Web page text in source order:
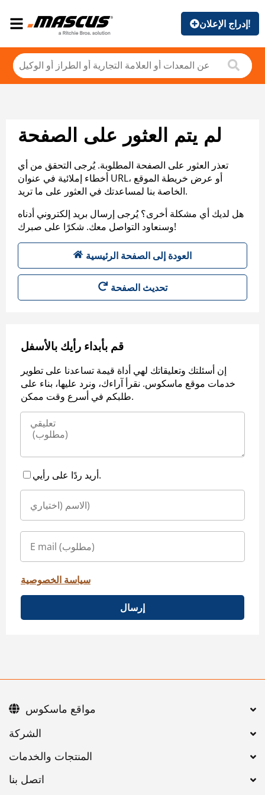
إدراج الإعلان!
لم يتم العثور على الصفحة
تعذر العثور على الصفحة المطلوبة. يُرجى التحقق من أي
أخطاء إملائية في عنوان URL، أو عرض خريطة الموقع
الخاصة بنا لمساعدتك في العثور على ما تريد.
هل لديك أي مشكلة أخرى؟ يُرجى إرسال بريد إلكتروني أدناه
وسنعاود التواصل معك. شكرًا على صبرك!
العودة إلى الصفحة الرئيسية
تحديث الصفحة
قم بأبداء رأيك بالأسفل
إن أسئلتك وتعليقاتك لهي أداة قيمة تساعدنا على تطوير
خدمات موقع ماسكوس. نقرأ آراءك، ونرد عليها، بناء على
طلبكم في أسرع وقت ممكن.
أريد ردًا على رأيي.
سياسة الخصوصية
إرسال
اتصل بنا
مواقع ماسكوس